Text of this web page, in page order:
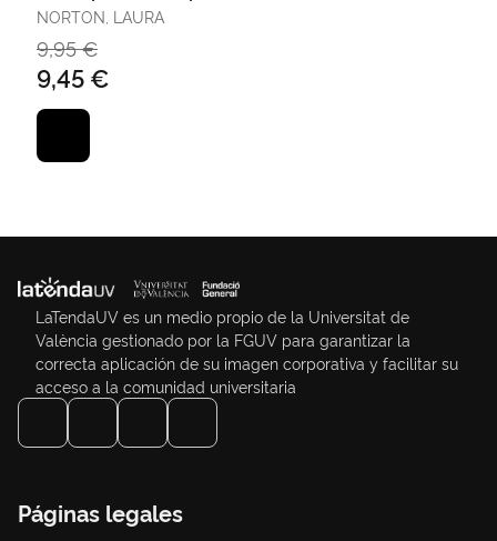
Gilipollas
NORTON, LAURA
9,95 €
9,45 €
LaTendaUV es un medio propio de la Universitat de
València gestionado por la FGUV para garantizar la
correcta aplicación de su imagen corporativa y facilitar su
acceso a la comunidad universitaria
Páginas legales